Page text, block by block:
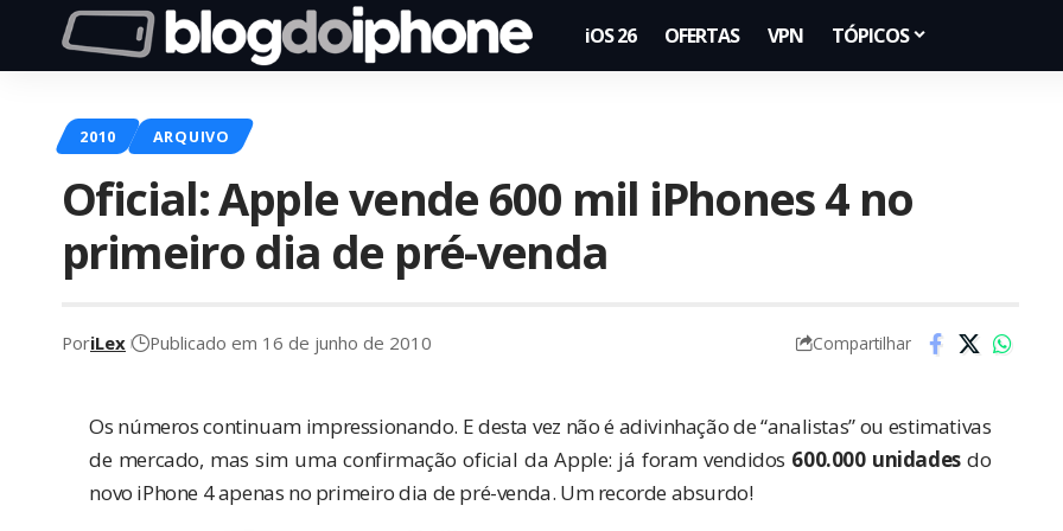
iOS 26 OFERTAS VPN TÓPICOS
2010 ARQUIVO
Oficial: Apple vende 600 mil iPhones 4 no
primeiro dia de pré-venda
PoriLex Publicado em 16 de junho de 2010 Compartilhar
Os números continuam impressionando. E desta vez não é adivinhação de “analistas” ou estimativas
de mercado, mas sim umaconfirmação oficial da Apple: já foram vendidos 600.000 unidadesdo
novo iPhone 4 apenas no primeiro dia de pré-venda. Um recorde absurdo!